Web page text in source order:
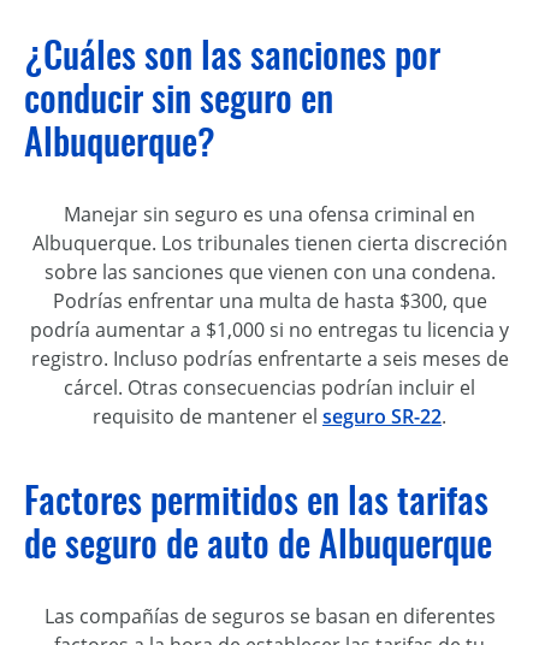
¿Cuáles son las sanciones por
conducir sin seguro en
Albuquerque?
Manejar sin seguro es una ofensa criminal en
Albuquerque. Los tribunales tienen cierta discreción
sobre las sanciones que vienen con una condena.
Podrías enfrentar una multa de hasta $300, que
podría aumentar a $1,000 si no entregas tu licencia y
registro. Incluso podrías enfrentarte a seis meses de
cárcel. Otras consecuencias podrían incluir el
requisito de mantener el seguro SR-22.
Factores permitidos en las tarifas
de seguro de auto de Albuquerque
Las compañías de seguros se basan en diferentes